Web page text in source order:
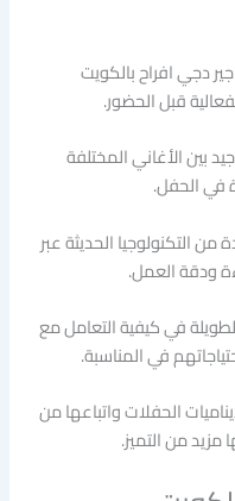
دجي افراح بالكويت
قبل الحضور.
بين الأغاني المختلفة
في الحفل.
التكنولوجيا الحديثة عبر
ودقة العمل.
في كيفية التعامل مع
في المناسبة.
الحفلات واتباعها من
مزيد من التميز.